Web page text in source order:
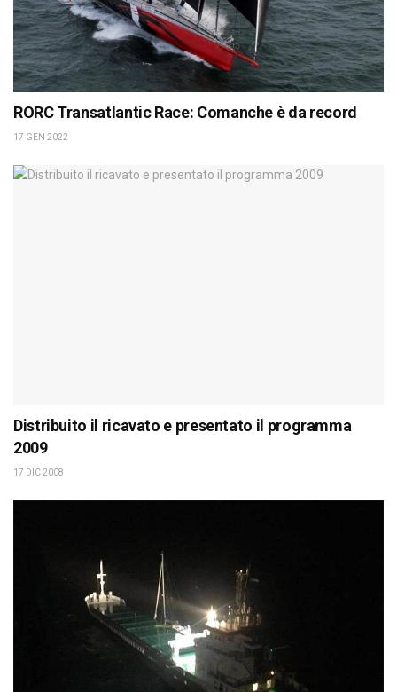
RORC Transatlantic Race: Comanche è da record
17 GEN 2022
Distribuito il ricavato e presentato il programma
2009
17 DIC 2008